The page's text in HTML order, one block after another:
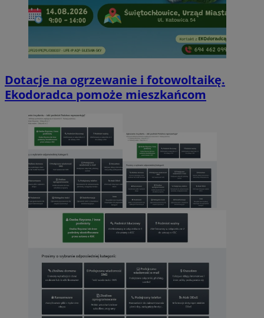
Dotacje na ogrzewanie i fotowoltaikę.
Ekodoradca pomoże mieszkańcom